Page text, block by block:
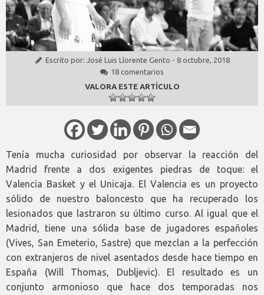
Escrito por: José Luis Llorente Gento - 8 octubre, 2018
18 comentarios
VALORA ESTE ARTÍCULO
Tenía mucha curiosidad por observar la reacción del
Madrid frente a dos exigentes piedras de toque: el
Valencia Basket y el Unicaja. El Valencia es un proyecto
sólido de nuestro baloncesto que ha recuperado los
lesionados que lastraron su último curso. Al igual que el
Madrid, tiene una sólida base de jugadores españoles
(Vives, San Emeterio, Sastre) que mezclan a la perfección
con extranjeros de nivel asentados desde hace tiempo en
España (Will Thomas, Dubljevic). El resultado es un
conjunto armonioso que hace dos temporadas nos